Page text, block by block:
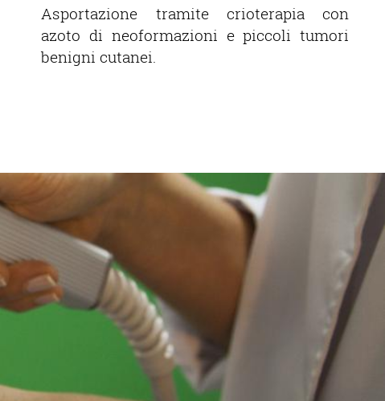
Asportazione tramite crioterapia con
azoto di neoformazioni e piccoli tumori
benigni cutanei.